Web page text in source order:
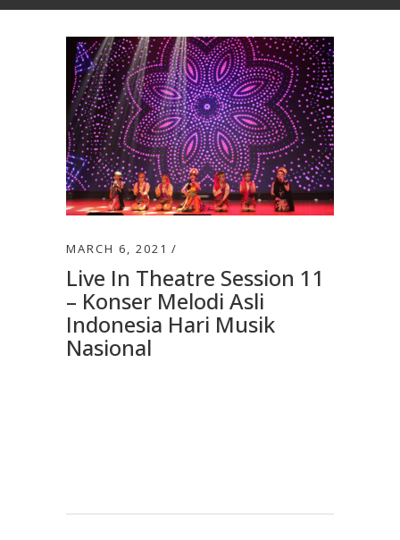
MARCH 6, 2021
Live In Theatre Session 11
– Konser Melodi Asli
Indonesia Hari Musik
Nasional